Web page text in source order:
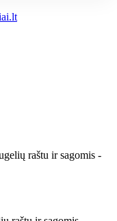
raštu ir sagomis -